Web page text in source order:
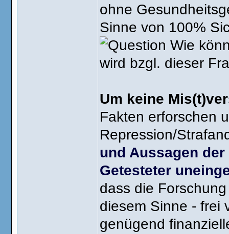
ohne
Sinne von 100%
Wie
wird bzgl. dieser
Um keine
Fakten erforschen
Repression/
und Aussagen
Getesteter
dass die
diesem Sinne - frei
genügend